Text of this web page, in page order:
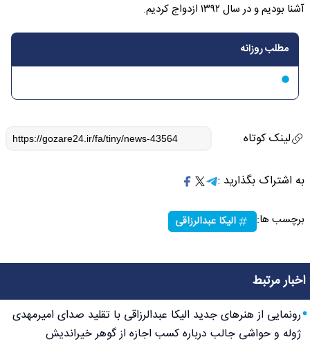
آشنا بودیم و در سال ۱۳۹۲ ازدواج کردیم.
مطلب روزانه
لینک کوتاه
به اشتراک بگذارید :
برچسب ها: الیکا عبدالرزاقی
اخبار مرتبط
رونمایی از هنرهای جدید الیکا عبدالرزاقی با تقلید صدای امیرمهدی
ژوله و حواشی جالب درباره کسب اجازه از گوهر خیراندیش